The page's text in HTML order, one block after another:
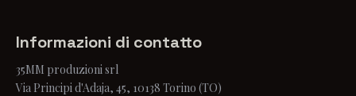
Informazioni di contatto
35MM produzioni srl
Via Principi d'Adaja, 45, 10138 Torino (TO)